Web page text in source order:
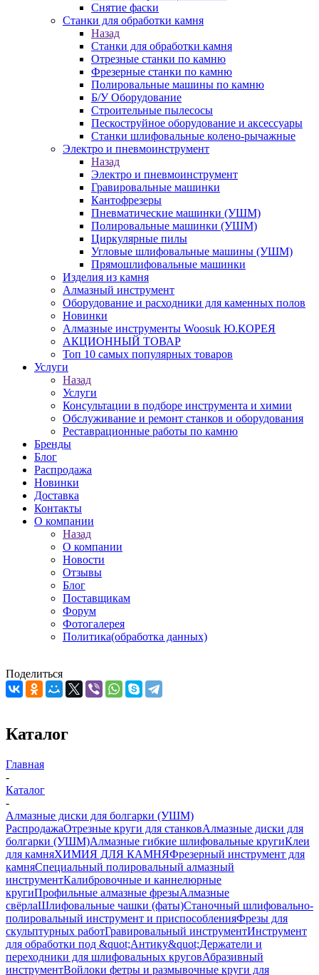
Снятие фаски
Станки для обработки камня
Назад
Станки для обработки камня
Отрезные станки по камню
Фрезерные станки по камню
Полировальные машины по камню
Б/У Оборудование
Строительные пылесосы
Пескоструйное оборудование и аксессуары
Станки шлифовальные колено-рычажные
Электро и пневмоинструмент
Назад
Электро и пневмоинструмент
Гравировальные машинки
Кантофрезеры
Пневматические машинки (УШМ)
Полировальные машинки (УШМ)
Циркулярные пилы
Угловые шлифовальные машины (УШМ)
Прямошлифовальные машинки
Изделия из камня
Алмазный инструмент
Оборудование и расходники для каменных полов
Новинки
Алмазные инструменты Woosuk Ю.КОРЕЯ
АКЦИОННЫЙ ТОВАР
Топ 10 самых популярных товаров
Услуги
Назад
Услуги
Консультации в подборе инструмента и химии
Обслуживание и ремонт станков и оборудования
Реставрационные работы по камню
Бренды
Блог
Распродажа
Новинки
Доставка
Контакты
О компании
Назад
О компании
Новости
Отзывы
Блог
Поставщикам
Форум
Фотогалерея
Политика(обработка данных)
Поделиться
Каталог
Главная
-
Каталог
-
Алмазные диски для болгарки (УШМ)
РаспродажаОтрезные круги для станковАлмазные диски для
болгарки (УШМ)Алмазные гибкие шлифовальные кругиКлеи
для камняХИМИЯ ДЛЯ КАМНЯФрезерный инструмент для
камняСпециальный полировальный алмазный
инструментКалибровочные и каннелюрные
кругиПрофильные алмазные фрезыАлмазные
свёрлаШлифовальные чашки (фаты)Станочный шлифовально-
полировальный инструмент и приспособленияФрезы для
скульптурных работГравировальный инструментИнструмент
для обработки под &quot;Антику&quot;Держатели и
переходники для шлифовальных круговАбразивный
инструментВойлоки фетры и размывочные круги для